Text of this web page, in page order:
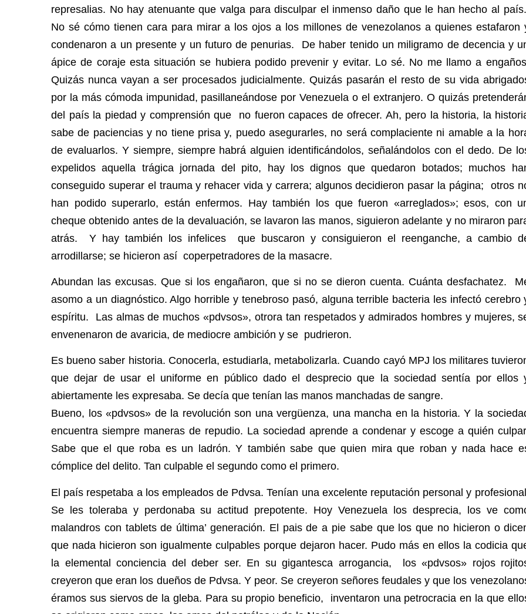
represalias. No hay atenuante que valga para disculpar el inmenso daño que le han hecho al país.
No sé cómo tienen cara para mirar a los ojos a los millones de venezolanos a quienes estafaron
condenaron a un presente y un futuro de penurias. De haber tenido un miligramo de decencia y
ápice de coraje esta situación se hubiera podido prevenir y evitar. Lo sé. No me llamo a
Quizás nunca vayan a ser procesados judicialmente. Quizás pasarán el resto de su vida
por la más cómoda impunidad, pasillaneándose por Venezuela o el extranjero. O quizás
del país la piedad y comprensión que no fueron capaces de ofrecer. Ah, pero la historia, la
sabe de paciencias y no tiene prisa y, puedo asegurarles, no será complaciente ni amable a la
de evaluarlos. Y siempre, siempre habrá alguien identificándolos, señalándolos con el dedo. De
expelidos aquella trágica jornada del pito, hay los dignos que quedaron botados; muchos
conseguido superar el trauma y rehacer vida y carrera; algunos decidieron pasar la página; otros
han podido superarlo, están enfermos. Hay también los que fueron «arreglados»; esos, con
cheque obtenido antes de la devaluación, se lavaron las manos, siguieron adelante y no miraron
atrás. Y hay también los infelices que buscaron y consiguieron el reenganche, a cambio
arrodillarse; se hicieron así coperpetradores de la masacre.
Abundan las excusas. Que si los engañaron, que si no se dieron cuenta. Cuánta desfachatez.
asomo a un diagnóstico. Algo horrible y tenebroso pasó, alguna terrible bacteria les infectó cerebro
espíritu. Las almas de muchos «pdvsos», otrora tan respetados y admirados hombres y mujeres,
envenenaron de avaricia, de mediocre ambición y se pudrieron.
Es bueno saber historia. Conocerla, estudiarla, metabolizarla. Cuando cayó MPJ los militares
que dejar de usar el uniforme en público dado el desprecio que la sociedad sentía por ellos
abiertamente les expresaba. Se decía que tenían las manos manchadas de sangre.
Bueno, los «pdvsos» de la revolución son una vergüenza, una mancha en la historia. Y la
encuentra siempre maneras de repudio. La sociedad aprende a condenar y escoge a quién
Sabe que el que roba es un ladrón. Y también sabe que quien mira que roban y nada hace
cómplice del delito. Tan culpable el segundo como el primero.
El país respetaba a los empleados de Pdvsa. Tenían una excelente reputación personal y
Se les toleraba y perdonaba su actitud prepotente. Hoy Venezuela los desprecia, los ve
malandros con tablets de última’ generación. El pais de a pie sabe que los que no hicieron o
que nada hicieron son igualmente culpables porque dejaron hacer. Pudo más en ellos la codicia
la elemental conciencia del deber ser. En su gigantesca arrogancia, los «pdvsos» rojos
creyeron que eran los dueños de Pdvsa. Y peor. Se creyeron señores feudales y que los
éramos sus siervos de la gleba. Para su propio beneficio, inventaron una petrocracia en la que